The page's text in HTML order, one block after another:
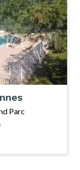
Parc